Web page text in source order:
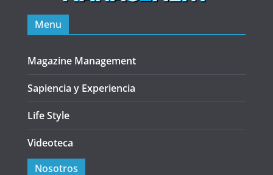
Menu
Magazine Management
Sapiencia y Experiencia
Life Style
Videoteca
Nosotros